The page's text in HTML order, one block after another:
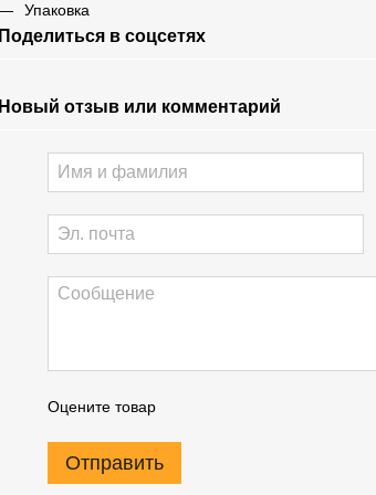
Упаковка
Поделиться в соцсетях
Новый отзыв или комментарий
Оцените товар
Отправить